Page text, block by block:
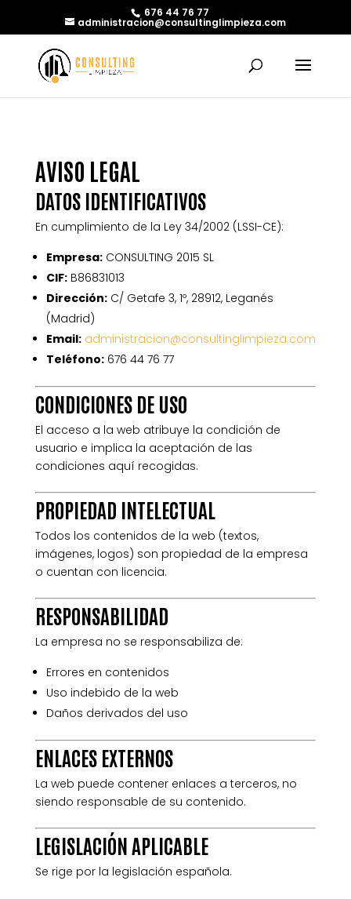
676 44 76 77
administracion@consultinglimpieza.com
AVISO LEGAL
DATOS IDENTIFICATIVOS
En cumplimiento de la Ley 34/2002 (LSSI-CE):
Empresa:CONSULTING 2015 SL
CIF:B86831013
Dirección:C/ Getafe 3, 1º, 28912, Leganés
(Madrid)
Email: administracion@consultinglimpieza.com
Teléfono:676 44 76 77
CONDICIONES DE USO
El acceso a la web atribuye la condición de
usuario e implica la aceptación de las
condiciones aquí recogidas.
PROPIEDAD INTELECTUAL
Todos los contenidos de la web (textos,
imágenes, logos) son propiedad de la empresa
o cuentan con licencia.
RESPONSABILIDAD
La empresa no se responsabiliza de:
Errores en contenidos
Uso indebido de la web
Daños derivados del uso
ENLACES EXTERNOS
La web puede contener enlaces a terceros, no
siendo responsable de su contenido.
LEGISLACIÓN APLICABLE
Se rige por la legislación española.